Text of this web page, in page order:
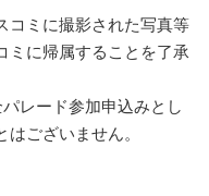
コミに撮影された写真等
ミに帰属することを了承
レード参加申込みとし
ございません。